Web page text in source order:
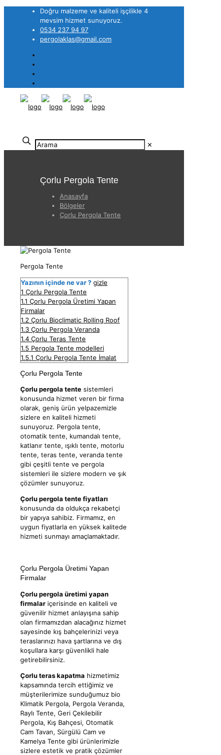
Doğru malzeme ve kaliteli işçilikle 4
mevsim hizmet sunuyoruz.
0534 237 94 97
pergolaklas@gmail.com
✕
Çorlu Pergola Tente
Anasayfa
Bölgeler
Çorlu Pergola Tente
Pergola Tente
Yazının içinde ne var ? gizle
1 Çorlu Pergola Tente
1.1 Çorlu Pergola Üretimi Yapan
Firmalar
1.2 Çorlu Bioclimatic Rolling Roof
1.3 Çorlu Pergola Veranda
1.4 Çorlu Teras Tente
1.5 Pergola Tente modelleri
1.5.1 Çorlu Pergola Tente İmalat
Çorlu Pergola Tente
Çorlu pergola tente sistemleri
konusunda hizmet veren bir firma
olarak, geniş ürün yelpazemizle
sizlere en kaliteli hizmeti
sunuyoruz. Pergola tente,
otomatik tente, kumandalı tente,
katlanır tente, ışıklı tente, motorlu
tente, teras tente, veranda tente
gibi çeşitli tente ve pergola
sistemleri ile sizlere modern ve şık
çözümler sunuyoruz.
Çorlu pergola tente fiyatları
konusunda da oldukça rekabetçi
bir yapıya sahibiz. Firmamız, en
uygun fiyatlarla en yüksek kalitede
hizmeti sunmayı amaçlamaktadır.
Çorlu Pergola Üretimi Yapan
Firmalar
Çorlu pergola üretimi yapan
firmalar içerisinde en kaliteli ve
güvenilir hizmet anlayışına sahip
olan firmamızdan alacağınız hizmet
sayesinde kış bahçelerinizi veya
teraslarınızı hava şartlarına ve dış
koşullara karşı güvenlikli hale
getirebilirsiniz.
Çorlu teras kapatma hizmetimiz
kapsamında tercih ettiğimiz ve
müşterilerimize sunduğumuz bio
Klimatik Pergola, Pergola Veranda,
Raylı Tente, Geri Çekilebilir
Pergola, Kış Bahçesi, Otomatik
Cam Tavan, Sürgülü Cam ve
Kamelya Tente gibi ürünlerimizle
sizlere estetik ve pratik çözümler